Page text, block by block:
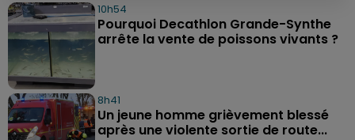
10h54
Pourquoi Decathlon Grande-Synthe
arrête la vente de poissons vivants ?
8h41
Un jeune homme grièvement blessé
après une violente sortie de route...